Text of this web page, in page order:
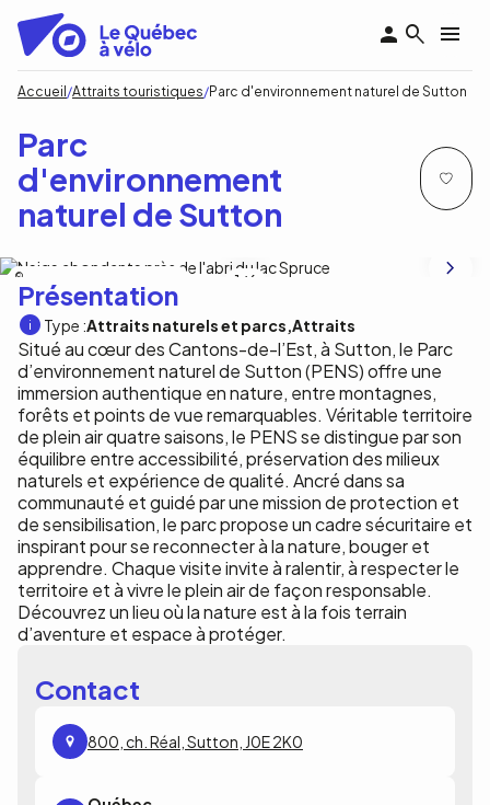
contenu
principal
Fil
d'Ariane
Accueil Attraits touristiques Parc d'environnement naturel de Sutton
Parc
d'environnement
naturel de Sutton
1 /6
Présentation
Type :Attraits naturels et parcs Attraits
Situé au cœur des Cantons-de-l’Est, à Sutton, le Parc
d’environnement naturel de Sutton (PENS) offre une
immersion authentique en nature, entre montagnes,
forêts et points de vue remarquables. Véritable territoire
de plein air quatre saisons, le PENS se distingue par son
équilibre entre accessibilité, préservation des milieux
naturels et expérience de qualité. Ancré dans sa
communauté et guidé par une mission de protection et
de sensibilisation, le parc propose un cadre sécuritaire et
inspirant pour se reconnecter à la nature, bouger et
apprendre. Chaque visite invite à ralentir, à respecter le
territoire et à vivre le plein air de façon responsable.
Découvrez un lieu où la nature est à la fois terrain
d’aventure et espace à protéger.
Contact
800, ch. Réal, Sutton, J0E 2K0